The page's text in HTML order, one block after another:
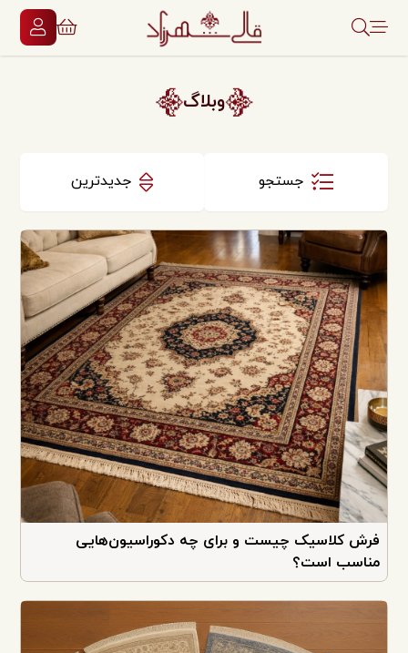
وبلاگ
جستجو جدیدترین
دسته‌بندی‌ها
همه مطالب ۱۱
فرش کلاسیک چیست و برای چه دکوراسیون‌هایی
مناسب است؟